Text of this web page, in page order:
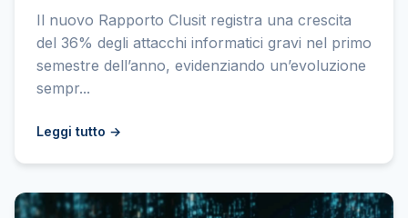
Il nuovo Rapporto Clusit registra una crescita
del 36% degli attacchi informatici gravi nel primo
semestre dell’anno, evidenziando un’evoluzione
sempr...
Leggi tutto →